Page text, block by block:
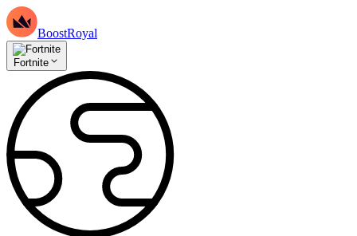
BoostRoyal
Fortnite